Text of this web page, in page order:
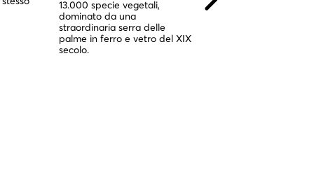
13.000 specie vegetali,
dominato da una
straordinaria serra delle
palme in ferro e vetro del XIX
secolo.
13.000 specie vegetali,